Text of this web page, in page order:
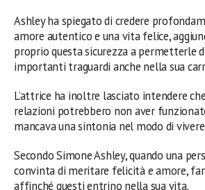
Ashley ha spiegato di credere
amore autentico e una vita felice,
proprio questa sicurezza a permetterle
importanti traguardi anche nella sua
L’attrice ha inoltre lasciato intendere
relazioni potrebbero non aver
mancava una sintonia nel modo di
Secondo Simone Ashley, quando una
convinta di meritare felicità e amore,
affinché questi entrino nella sua vita.